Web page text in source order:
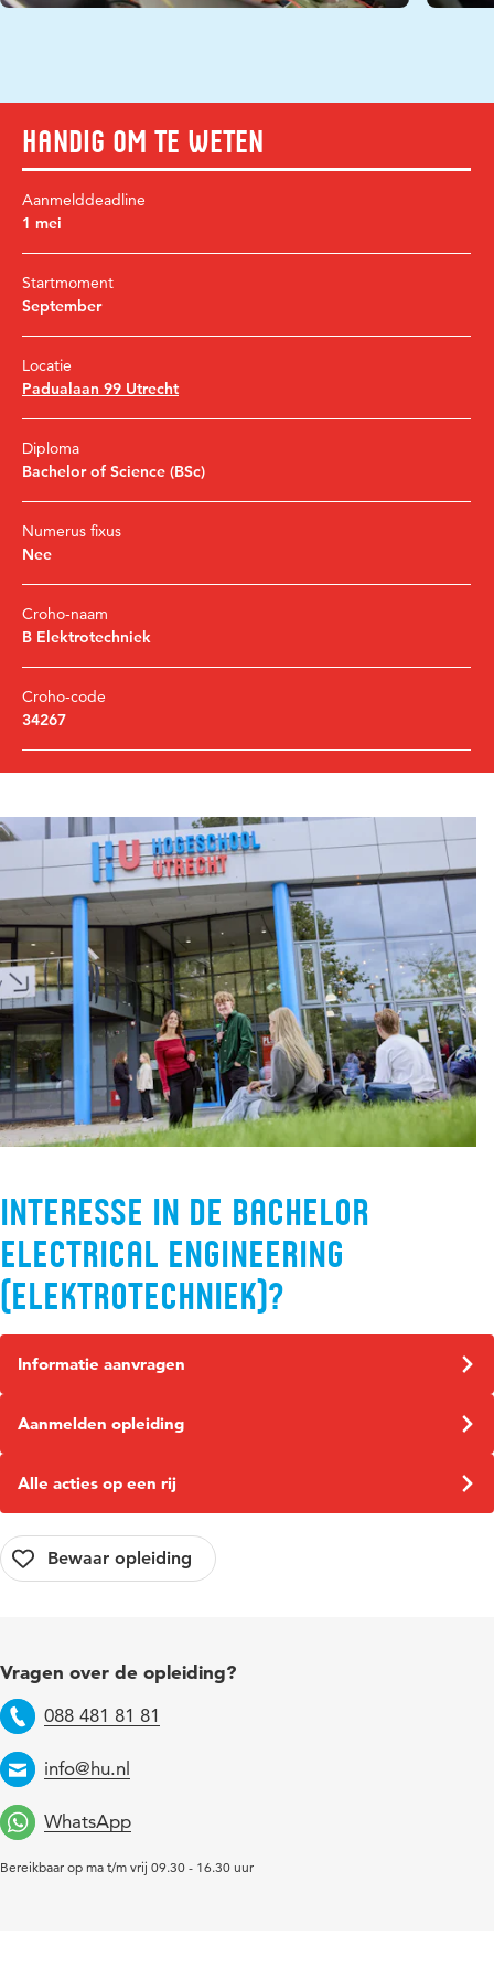
Handig om te weten
Aanmelddeadline
1 mei
Startmoment
September
Locatie
Padualaan 99 Utrecht
Diploma
Bachelor of Science (BSc)
Numerus fixus
Nee
Croho-naam
B Elektrotechniek
Croho-code
34267
Interesse in de bachelor
Electrical Engineering
(Elektrotechniek)?
Informatie aanvragen
Aanmelden opleiding
Alle acties op een rij
Vragen over de opleiding?
Telefoon
088 481 81 81
Email
info@hu.nl
WhatsApp
Bereikbaar op ma t/m vrij 09.30 - 16.30 uur